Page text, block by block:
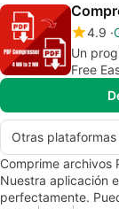
4.9
Un
Free
Otras plataformas
Comprime archivos
Nuestra aplicación
perfectamente.